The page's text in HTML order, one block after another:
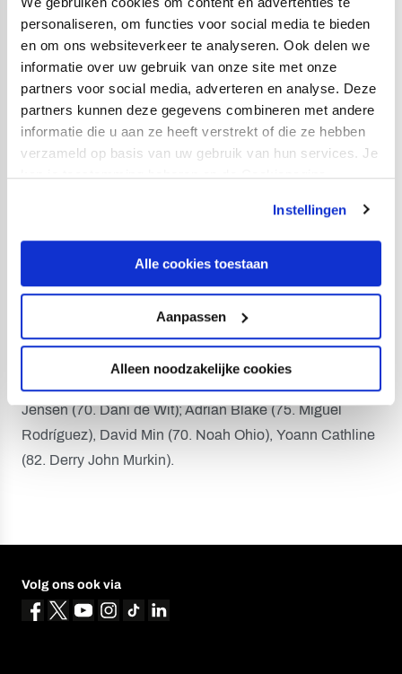
personaliseren, om functies voor social media te bieden
en om ons websiteverkeer te analyseren. Ook delen we
informatie over uw gebruik van onze site met onze
partners voor social media, adverteren en analyse. Deze
partners kunnen deze gegevens combineren met andere
informatie die u aan ze heeft verstrekt of die ze hebben
verzameld op basis van uw gebruik van hun services. Je
kan je toestemming beheren op de Cookiepagina.
Instellingen
Alle cookies toestaan
Aanpassen
Alleen noodzakelijke cookies
Scheidsrechter:Harm Osmers (Duitsland)
Gele kaarten:Nick Viergever, Loun Srdanovic, Gjivai
Zechiël, Dylan Bronn
Cognat, Lamine Fomba, Keyan Varela (82. Jamie
Atangana), Giotto Morandi (57. Gael Ondoua), Miroslav
Stevanovic; Jérémy Guillemenot (70. Abdoulie Jallow).
Opstelling FC Utrecht:
Vasilis Barkas; Siebe Horemans, Mike van der Hoorn
Jensen (70. Dani de Wit); Adrian Blake (75. Miguel
Rodríguez), David Min (70. Noah Ohio), Yoann Cathline
(82. Derry John Murkin).
Volg ons ook via